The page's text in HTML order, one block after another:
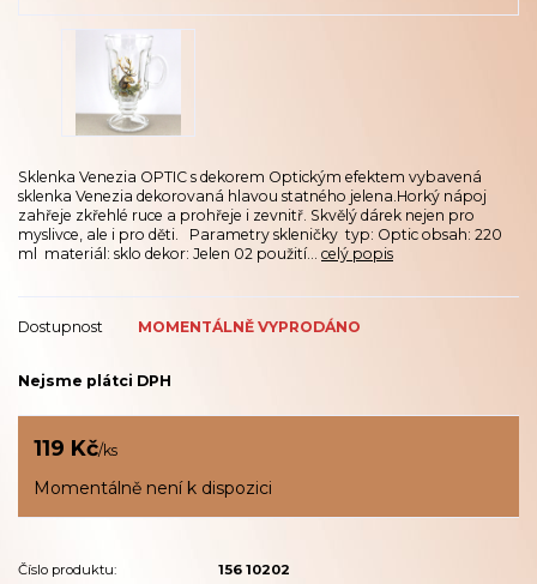
Sklenka Venezia OPTIC s dekorem Optickým efektem vybavená
sklenka Venezia dekorovaná hlavou statného jelena.Horký nápoj
zahřeje zkřehlé ruce a prohřeje i zevnitř. Skvělý dárek nejen pro
myslivce, ale i pro děti. Parametry skleničky typ: Optic obsah: 220
ml materiál: sklo dekor: Jelen 02 použití... celý popis
Dostupnost MOMENTÁLNĚ VYPRODÁNO
Nejsme plátci DPH
119 Kč/ks
Momentálně není k dispozici
Číslo produktu:
156 10202